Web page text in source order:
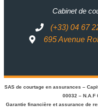
Cabinet de
(+33) 04 67
695 Avenue
SAS de courtage en assurances –
00032 – N.A.F
Garantie financière et assurance de